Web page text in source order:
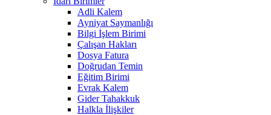
Adli Kalem
Ayniyat Saymanlığı
Bilgi İşlem Birimi
Çalışan Hakları
Dosya Fatura
Doğrudan Temin
Eğitim Birimi
Evrak Kalem
Gider Tahakkuk
Halkla İlişkiler